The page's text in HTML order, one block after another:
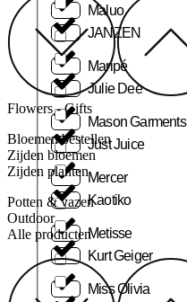
Maluo
Maripé
Mason Garments
Mercer
Metisse
Miss Olivia
JANZEN
Julie Dee
Just Juice
Kaotiko
Kurt Geiger
Flowers - Gifts
Bloemen bestellen
Zijden bloemen
Zijden planten
Potten & vazen
Outdoor
Alle producten